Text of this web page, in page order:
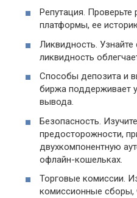
Репутация.
платформы, ее
Ликвидность.
ликвидность
Способы депозита и
биржа поддерживает
вывода.
Безопасность.
предосторожности,
двухкомпонентную
офлайн-кошельках.
Торговые комиссии.
комиссионные сборы,